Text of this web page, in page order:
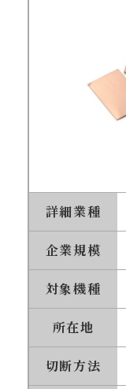
詳細業種
企業規模
対象機種
所在地
切断方法